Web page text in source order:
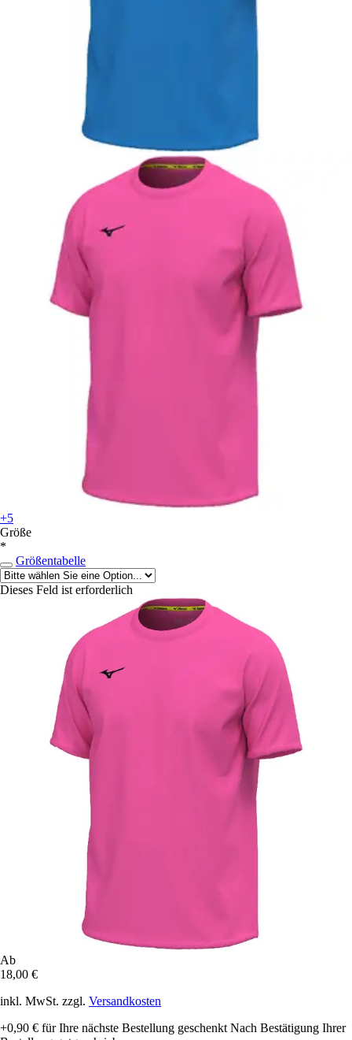
+5
Größe
*
Größentabelle
Dieses Feld ist erforderlich
Ab
18,00 €
inkl. MwSt. zzgl. Versandkosten
+0,90 € für Ihre nächste Bestellung geschenkt Nach Bestätigung Ihrer